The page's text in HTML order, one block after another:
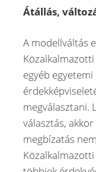
Átállás,
A modellváltás
egyéb
megválasztani.
választás,
megbízatás